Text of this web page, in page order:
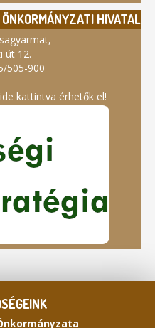
HIVATAL
út 12.
505-900
kattintva érhetők el!